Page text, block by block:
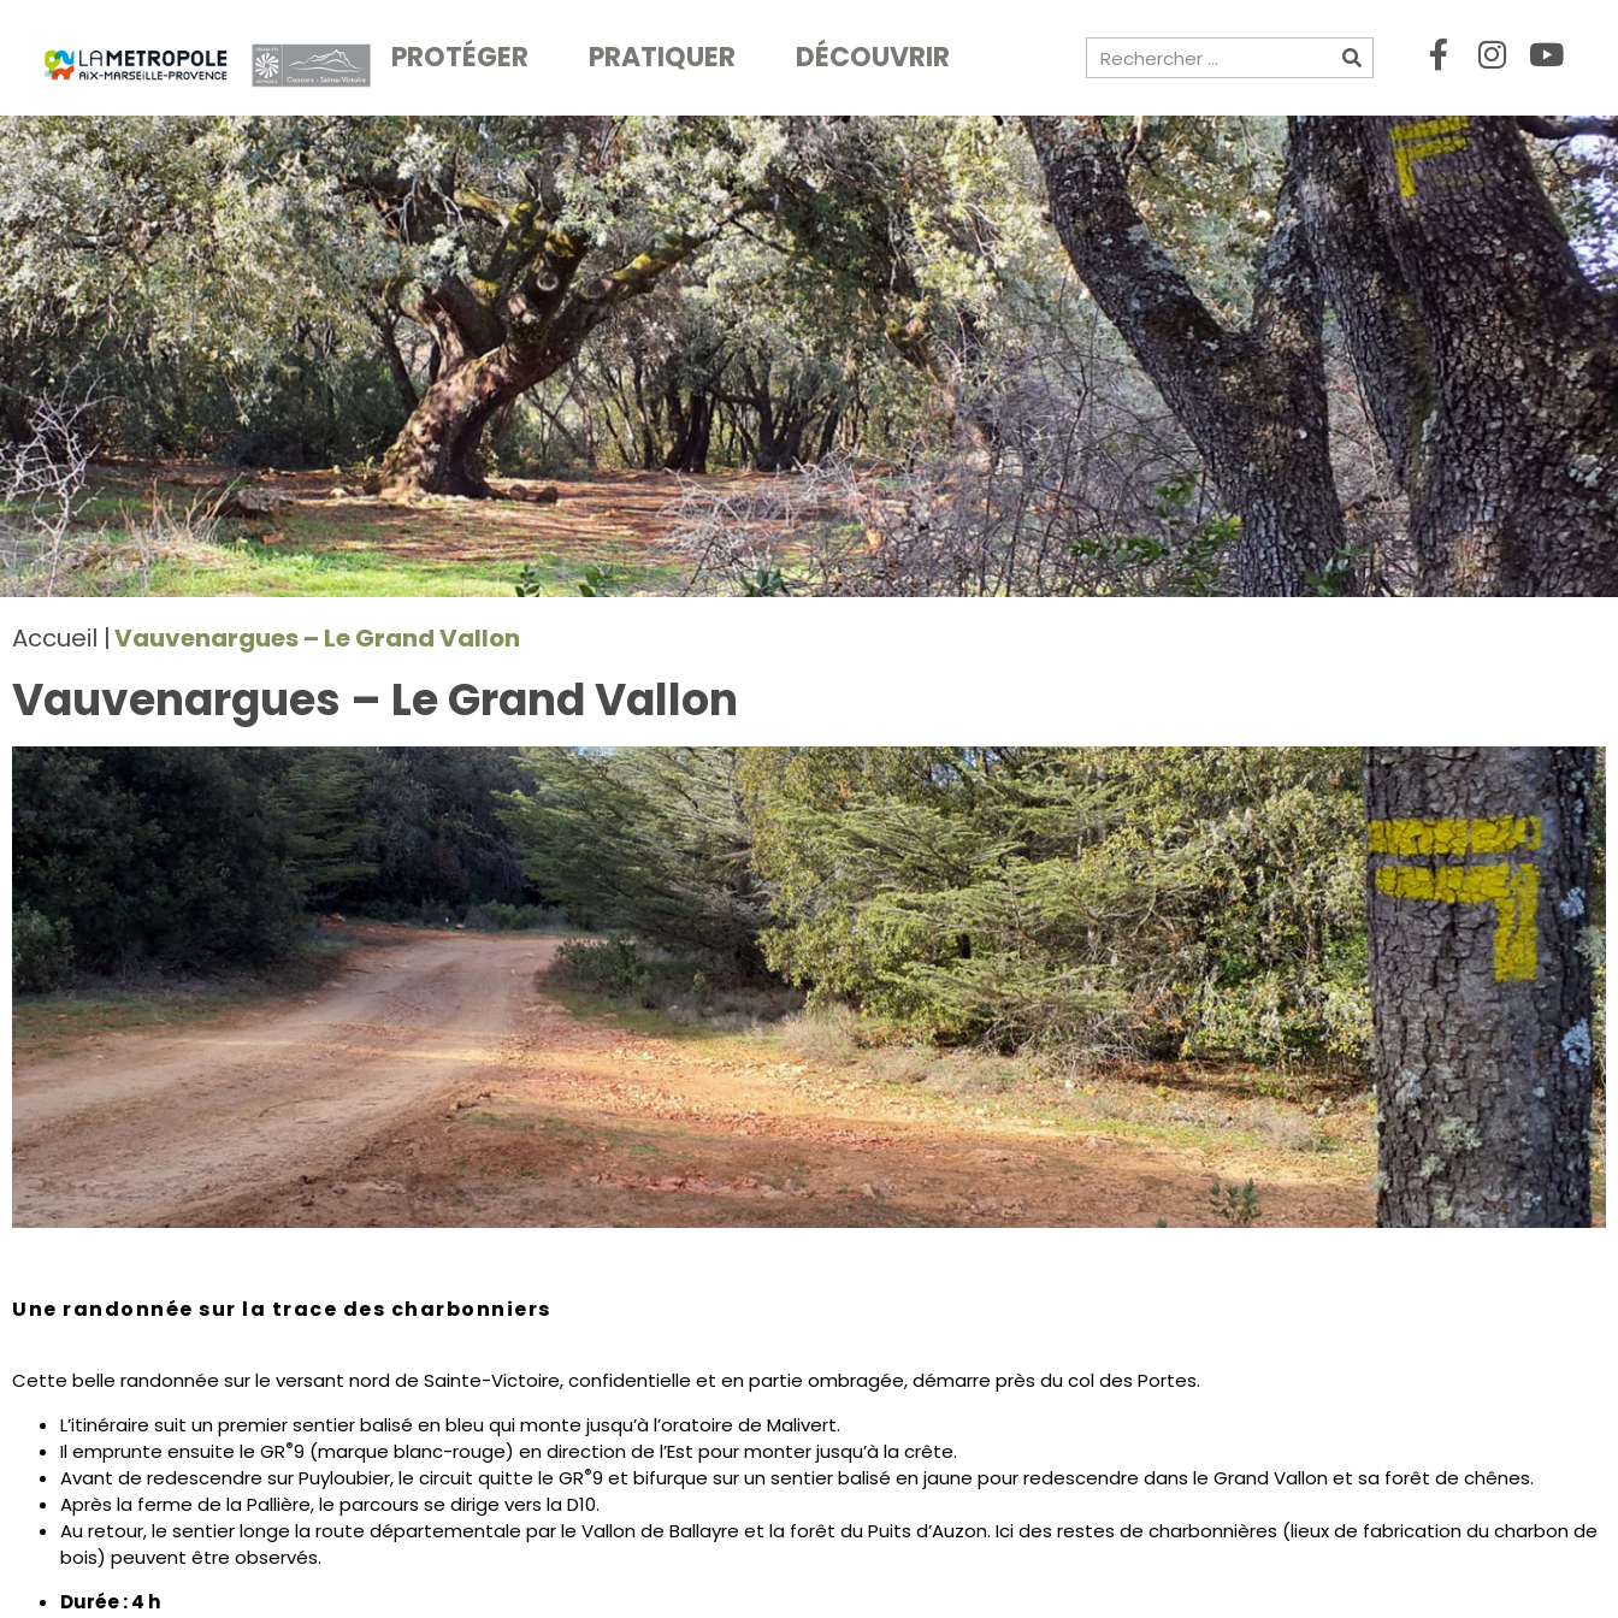
PROTÉGER PRATIQUER DÉCOUVRIR
Accueil Vauvenargues – Le Grand Vallon
Vauvenargues – Le Grand Vallon
Une randonnée sur la trace des charbonniers
Cette belle randonnée sur le versant nord de Sainte-Victoire, confidentielle et en partie ombragée, démarre près du col des Portes.
L’itinéraire suit un premier sentier balisé en bleu qui monte jusqu’à l’oratoire de Malivert.
Il emprunte ensuite le GR®9 (marque blanc-rouge) en direction de l’Est pour monter jusqu’à la crête.
Avant de redescendre sur Puyloubier, le circuit quitte le GR®9 et bifurque sur un sentier balisé en jaune pour redescendre dans le Grand Vallon et sa forêt de chênes.
Après la ferme de la Pallière, le parcours se dirige vers la D10.
Au retour, le sentier longe la route départementale par le Vallon de Ballayre et la forêt du Puits d’Auzon. Ici des restes de charbonnières (lieux de fabrication du charbon de
bois) peuvent être observés.
Durée : 4 h